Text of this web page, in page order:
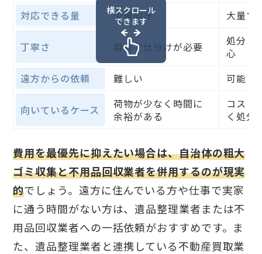
対応できる量 少量向き 大量で
丁寧さ 自分で仕分けが必要
処分・
心
遠方からの依頼
難しい 可能
向いているケース
荷物が少なく時間に
余裕がある
コスト
く処分
横スクロール
できます
費用を最優先に抑えたい場合は、自治体の粗大
ゴミ収集と不用品回収業者を併用するのが現実
的でしょう。遠方に住んでいる方や仕事で実家
に通う時間がない方は、遺品整理業者または不
用品回収業者への一括依頼がおすすめです。ま
た、遺品整理業者と連携している不動産買取業